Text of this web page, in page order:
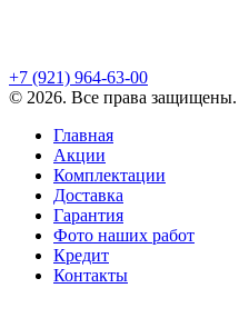
+7 (921) 964-63-00
© 2026. Все права защищены.
Главная
Акции
Комплектации
Доставка
Гарантия
Фото наших работ
Кредит
Контакты